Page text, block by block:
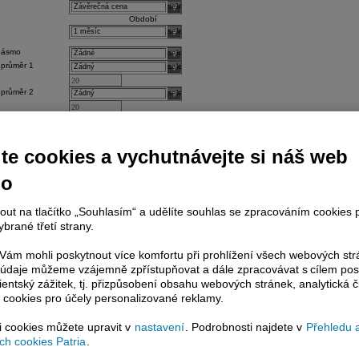
select
Období
select
select
1
select
2 select
select
cookies a vychutnávejte si náš web
na tlačítko „Souhlasím“ a udělíte souhlas se zpracováním cookies
třetí strany.
mohli poskytnout více komfortu při prohlížení všech webových
můžeme vzájemně zpřístupňovat a dále zpracovávat s cílem
zážitek, tj. přizpůsobení obsahu webových stránek, analytická
pro účely personalizované reklamy.
cookies můžete upravit v nastavení. Podrobnosti najdete v Přehledu
cookies Patria.